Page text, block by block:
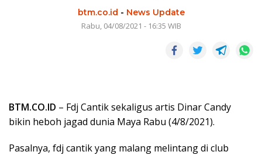
btm.co.id - News Update
Rabu, 04/08/2021 - 16:35 WIB
BTM.CO.ID – Fdj Cantik sekaligus artis Dinar Candy
bikin heboh jagad dunia Maya Rabu (4/8/2021).
Pasalnya, fdj cantik yang malang melintang di club